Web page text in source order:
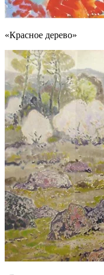
«Красное дерево»